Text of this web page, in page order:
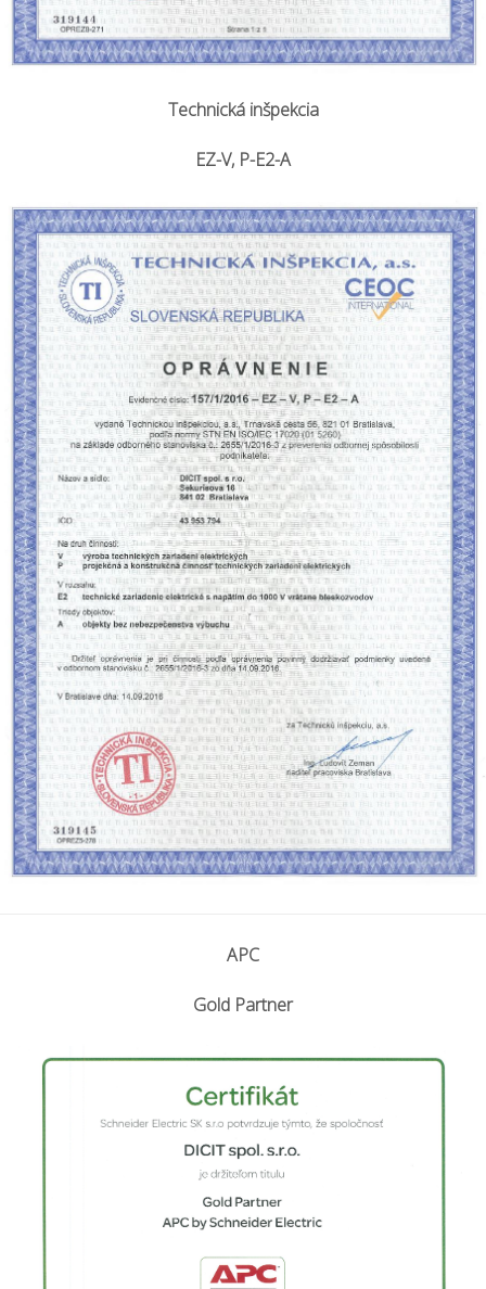
Technická inšpekcia
EZ-V, P-E2-A
APC
Gold Partner